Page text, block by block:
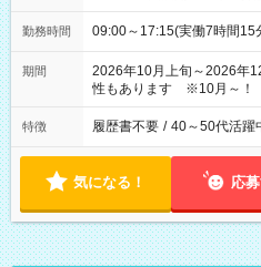
勤務時間 09:00～17:15(実働7時間
期間
2026年10月上旬～2026
性もあります ※10月～！
特徴 履歴書不要 / 40～50代活躍
気になる！ 応